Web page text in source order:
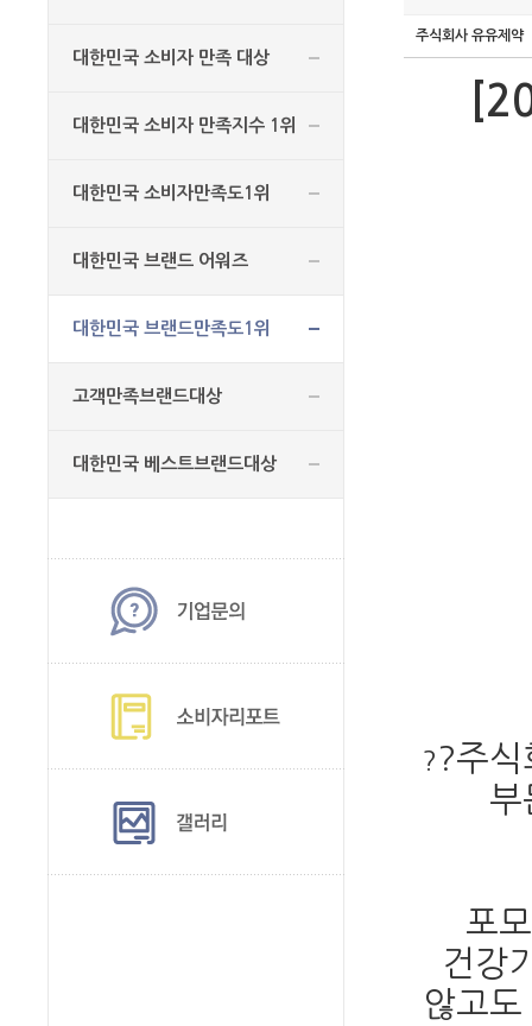
대한민국 소비자 만족 대상
대한민국 소비자 만족지수 1위
대한민국 소비자만족도1위
대한민국 브랜드 어워즈
대한민국 브랜드만족도1위
고객만족브랜드대상
대한민국 베스트브랜드대상
주식회사 유유제약
? ?주식
부
포
건강
않고